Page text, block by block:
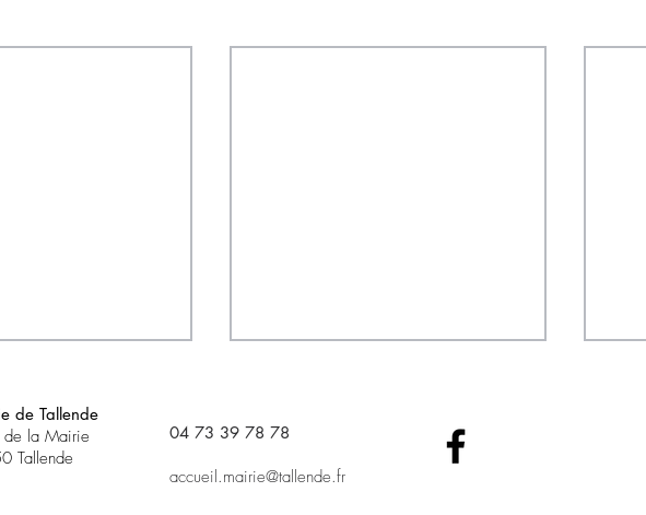
de Tallende
de la Mairie
Tallende
04 73 39 78 78​
accueil.mairie@tallende.fr